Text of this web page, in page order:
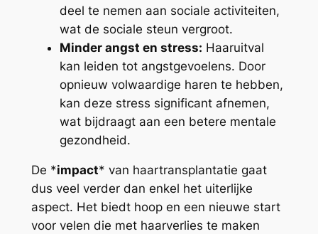
deel te nemen aan sociale activiteiten,
wat de sociale steun vergroot.
Minder angst en stress: Haaruitval
kan leiden tot angstgevoelens. Door
opnieuw volwaardige haren te hebben,
kan deze stress significant afnemen,
wat bijdraagt aan een betere mentale
gezondheid.
De *impact* van haartransplantatie gaat
dus veel verder dan enkel het uiterlijke
aspect. Het biedt hoop en een nieuwe start
voor velen die met haarverlies te maken